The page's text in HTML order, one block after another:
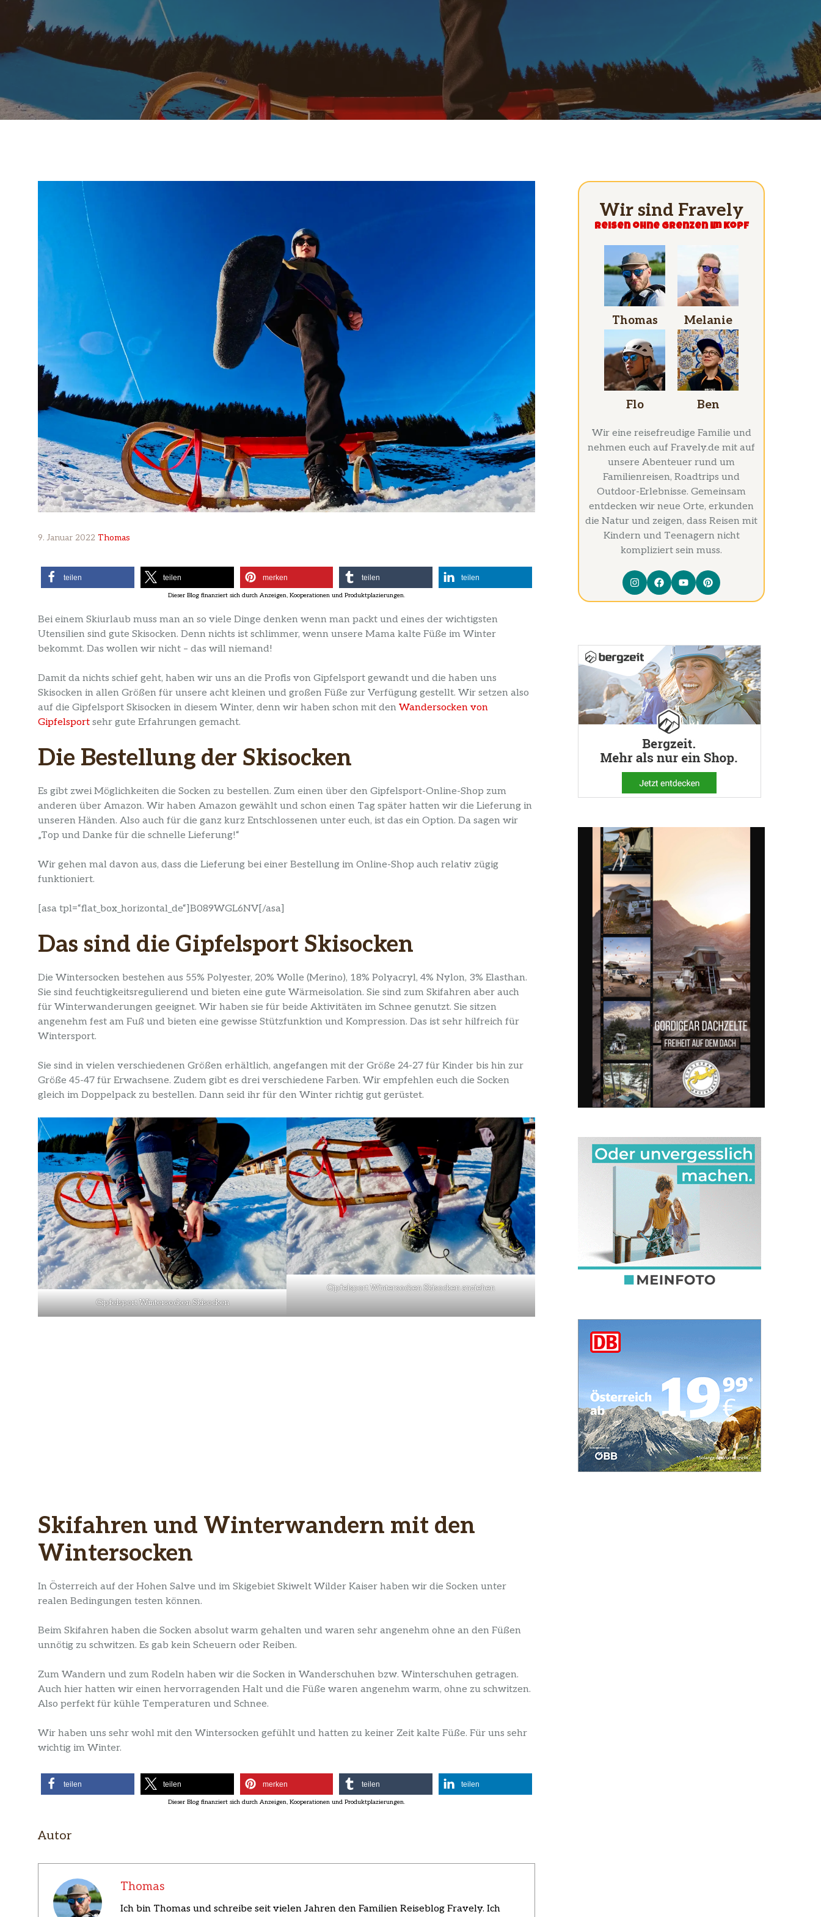
9. Januar 2022 Thomas
teilen teilen merken teilen teilen
Bei einem Skiurlaub muss man an so viele Dinge denken wenn man packt und eines der wichtigsten
Utensilien sind gute Skisocken. Denn nichts ist schlimmer, wenn unsere Mama kalte Füße im Winter
bekommt. Das wollen wir nicht – das will niemand!
Damit da nichts schief geht, haben wir uns an die Profis von Gipfelsport gewandt und die haben uns
Skisocken in allen Größen für unsere acht kleinen und großen Füße zur Verfügung gestellt. Wir setzen also
auf die Gipfelsport Skisocken in diesem Winter, denn wir haben schon mit den Wandersocken von
Gipfelsport sehr gute Erfahrungen gemacht.
Die Bestellung der Skisocken
Es gibt zwei Möglichkeiten die Socken zu bestellen. Zum einen über den Gipfelsport-Online-Shop zum
anderen über Amazon. Wir haben Amazon gewählt und schon einen Tag später hatten wir die Lieferung in
unseren Händen. Also auch für die ganz kurz Entschlossenen unter euch, ist das ein Option. Da sagen wir
„Top und Danke für die schnelle Lieferung!“
Wir gehen mal davon aus, dass die Lieferung bei einer Bestellung im Online-Shop auch relativ zügig
funktioniert.
[asa tpl=“flat_box_horizontal_de“]B089WGL6NV[/asa]
Das sind die Gipfelsport Skisocken
Die Wintersocken bestehen aus 55% Polyester, 20% Wolle (Merino), 18% Polyacryl, 4% Nylon, 3% Elasthan.
Sie sind feuchtigkeitsregulierend und bieten eine gute Wärmeisolation. Sie sind zum Skifahren aber auch
für Winterwanderungen geeignet. Wir haben sie für beide Aktivitäten im Schnee genutzt. Sie sitzen
angenehm fest am Fuß und bieten eine gewisse Stützfunktion und Kompression. Das ist sehr hilfreich für
Wintersport.
Sie sind in vielen verschiedenen Größen erhältlich, angefangen mit der Größe 24-27 für Kinder bis hin zur
Größe 45-47 für Erwachsene. Zudem gibt es drei verschiedene Farben. Wir empfehlen euch die Socken
gleich im Doppelpack zu bestellen. Dann seid ihr für den Winter richtig gut gerüstet.
Gipfelsport Wintersocken Skisocken
Gipfelsport Wintersocken Skisocken anziehen
Skifahren und Winterwandern mit den
Wintersocken
In Österreich auf der Hohen Salve und im Skigebiet Skiwelt Wilder Kaiser haben wir die Socken unter
realen Bedingungen testen können.
Beim Skifahren haben die Socken absolut warm gehalten und waren sehr angenehm ohne an den Füßen
unnötig zu schwitzen. Es gab kein Scheuern oder Reiben.
Zum Wandern und zum Rodeln haben wir die Socken in Wanderschuhen bzw. Winterschuhen getragen.
Auch hier hatten wir einen hervorragenden Halt und die Füße waren angenehm warm, ohne zu schwitzen.
Also perfekt für kühle Temperaturen und Schnee.
Wir haben uns sehr wohl mit den Wintersocken gefühlt und hatten zu keiner Zeit kalte Füße. Für uns sehr
wichtig im Winter.
teilen teilen merken teilen teilen
Autor
Thomas
Ich bin Thomas und schreibe seit vielen Jahren den Familien Reiseblog Fravely. Ich
Wir sind Fravely
Reisen ohne grenzen im Kopf
Thomas Melanie
Flo Ben
Wir eine reisefreudige Familie und
nehmen euch auf Fravely.de mit auf
unsere Abenteuer rund um
Familienreisen, Roadtrips und
Outdoor-Erlebnisse. Gemeinsam
entdecken wir neue Orte, erkunden
die Natur und zeigen, dass Reisen mit
Kindern und Teenagern nicht
kompliziert sein muss.